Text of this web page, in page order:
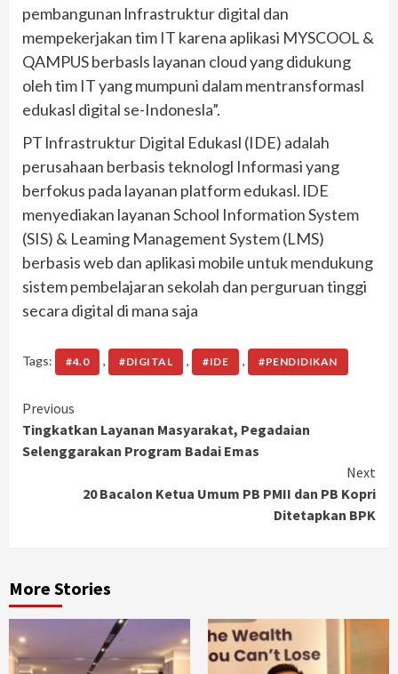
pembangunan lnfrastruktur digital dan
mempekerjakan tim IT karena aplikasi MYSCOOL &
QAMPUS berbasls layanan cloud yang didukung
oleh tim IT yang mumpuni dalam mentransformasl
edukasl digital se-Indonesla”.
PT lnfrastruktur Digital Edukasl (IDE) adalah
perusahaan berbasis teknologl Informasi yang
berfokus pada layanan platform edukasl. lDE
menyediakan layanan School Information System
(SIS) & Leaming Management System (LMS)
berbasis web dan aplikasi mobile untuk mendukung
sistem pembelajaran sekolah dan perguruan tinggi
secara digital di mana saja
Tags: #4.0 , #DIGITAL , #IDE , #PENDIDIKAN
Continue
Reading
Previous
Tingkatkan Layanan Masyarakat, Pegadaian
Selenggarakan Program Badai Emas
Next
20 Bacalon Ketua Umum PB PMII dan PB Kopri
Ditetapkan BPK
More Stories